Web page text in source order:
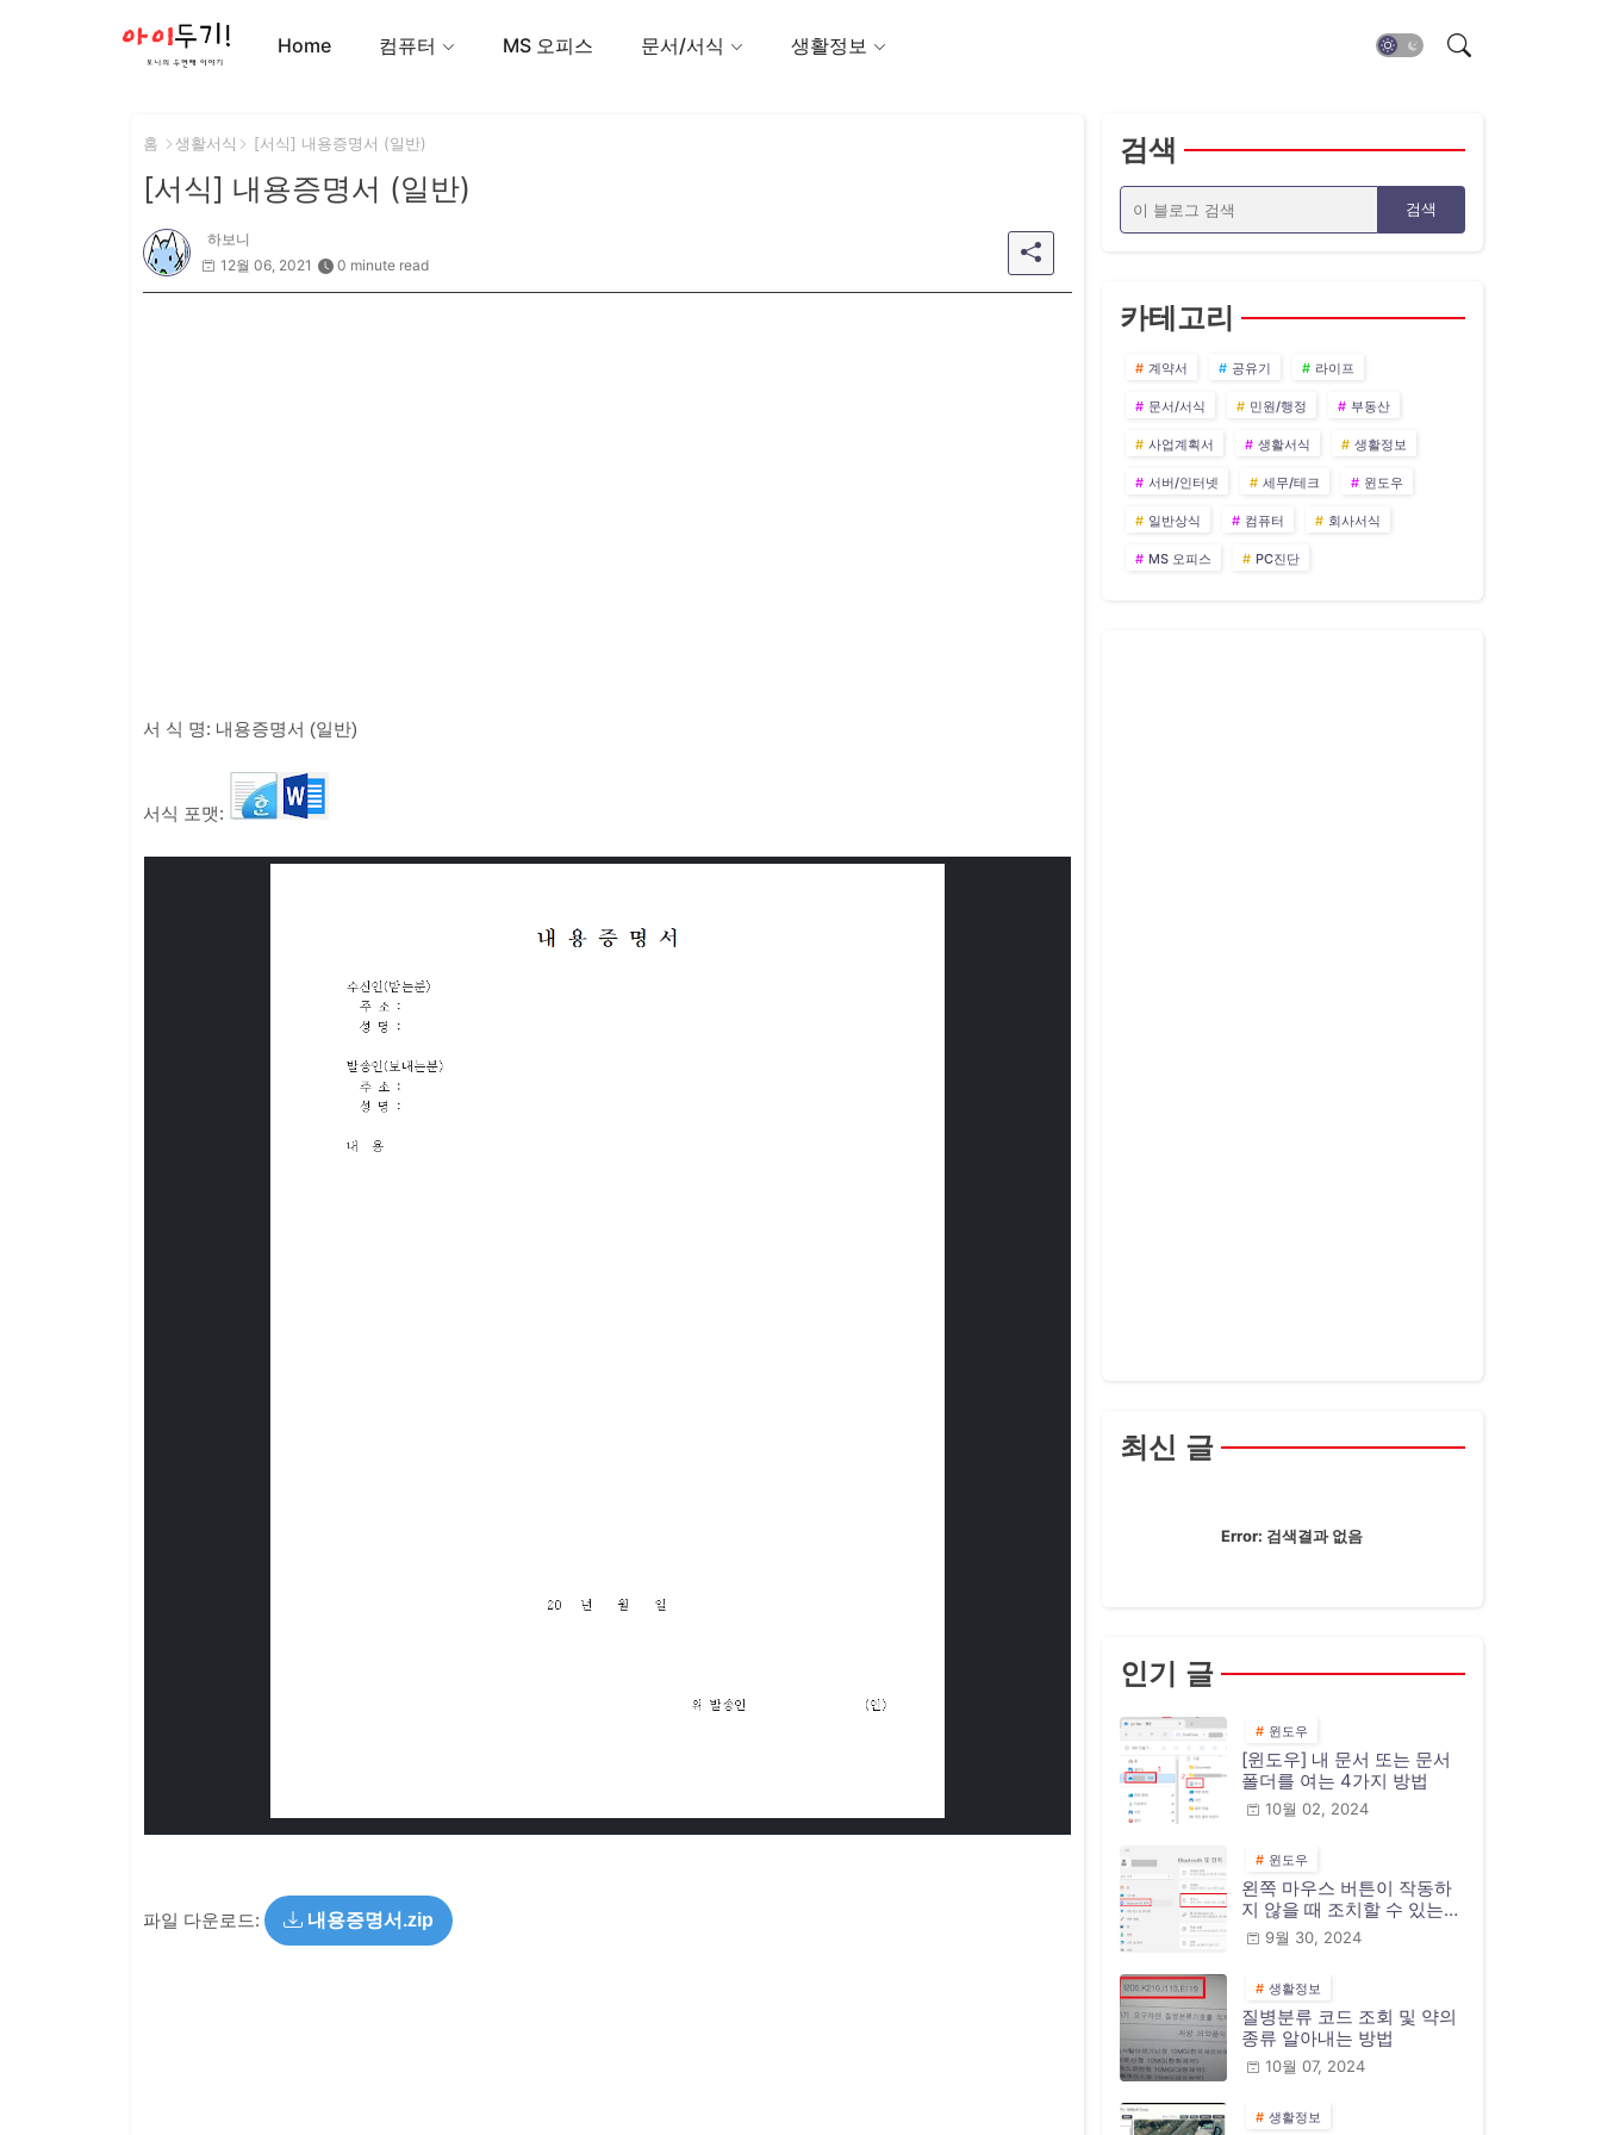
Home 컴퓨터 MS 오피스 문서/서식 생활정보
홈 생활서식 [서식] 내용증명서 (일반)
[서식] 내용증명서 (일반)
하보니
12월 06, 2021
0 minute read
서 식 명: 내용증명서 (일반)
서식 포맷:
파일 다운로드: 내용증명서.zip
검색
카테고리
계약서 공유기 라이프
문서/서식 민원/행정 부동산
사업계획서 생활서식 생활정보
서버/인터넷 세무/테크 윈도우
일반상식 컴퓨터 회사서식
MS 오피스 PC진단
최신 글
Error: 검색결과 없음
인기 글
윈도우
[윈도우] 내 문서 또는 문서
폴더를 여는 4가지 방법
10월 02, 2024
윈도우
왼쪽 마우스 버튼이 작동하
지 않을 때 조치할 수 있는
10가지 방법
9월 30, 2024
생활정보
질병분류 코드 조회 및 약의
종류 알아내는 방법
10월 07, 2024
생활정보